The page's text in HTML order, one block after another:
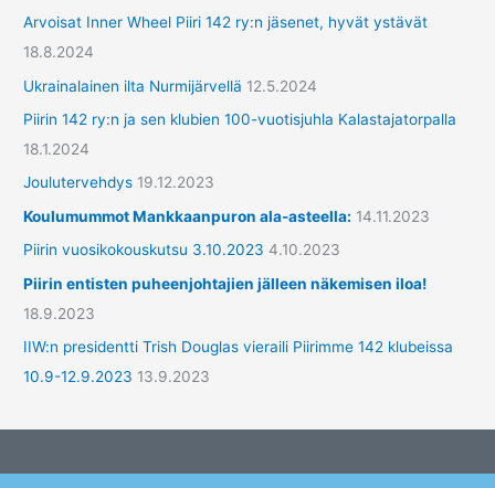
Arvoisat Inner Wheel Piiri 142 ry:n jäsenet, hyvät ystävät
18.8.2024
Ukrainalainen ilta Nurmijärvellä 12.5.2024
Piirin 142 ry:n ja sen klubien 100-vuotisjuhla Kalastajatorpalla
18.1.2024
Joulutervehdys 19.12.2023
Koulumummot Mankkaanpuron ala-asteella: 14.11.2023
Piirin vuosikokouskutsu 3.10.2023 4.10.2023
Piirin entisten puheenjohtajien jälleen näkemisen iloa!
18.9.2023
IIW:n presidentti Trish Douglas vieraili Piirimme 142 klubeissa
10.9-12.9.2023 13.9.2023